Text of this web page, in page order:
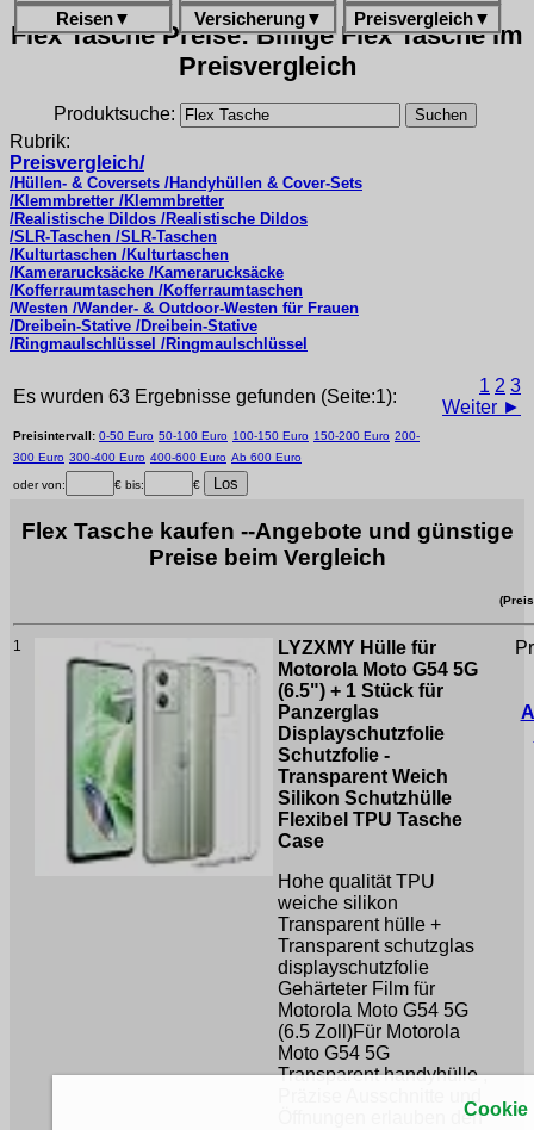
Reisen▼ Versicherung▼ Preisvergleich▼
Flex Tasche Preise: Billige Flex Tasche im
Preisvergleich
Produktsuche:
Rubrik:
Preisvergleich/
/Hüllen- & Coversets /Handyhüllen & Cover-Sets
/Klemmbretter /Klemmbretter
/Realistische Dildos /Realistische Dildos
/SLR-Taschen /SLR-Taschen
/Kulturtaschen /Kulturtaschen
/Kamerarucksäcke /Kamerarucksäcke
/Kofferraumtaschen /Kofferraumtaschen
/Westen /Wander- & Outdoor-Westen für Frauen
/Dreibein-Stative /Dreibein-Stative
/Ringmaulschlüssel /Ringmaulschlüssel
Es wurden 63 Ergebnisse gefunden (Seite:1):
1 2 3
Weiter ►
Preisintervall: 0-50 Euro 50-100 Euro 100-150 Euro 150-200 Euro 200-
300 Euro 300-400 Euro 400-600 Euro Ab 600 Euro
oder von: € bis: €
Flex Tasche kaufen --Angebote und günstige
Preise beim Vergleich
1
LYZXMY Hülle für
Motorola Moto G54 5G
(6.5") + 1 Stück für
Panzerglas
Displayschutzfolie
Schutzfolie -
Transparent Weich
Silikon Schutzhülle
Flexibel TPU Tasche
Case
Hohe qualität TPU
weiche silikon
Transparent hülle +
Transparent schutzglas
displayschutzfolie
Gehärteter Film für
Motorola Moto G54 5G
(6.5 Zoll)Für Motorola
Moto G54 5G
Transparent handyhülle ,
Öffnungen erlauben denCookie